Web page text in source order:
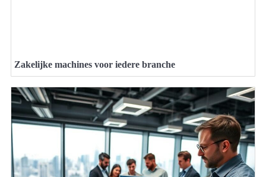
Zakelijke machines voor iedere branche